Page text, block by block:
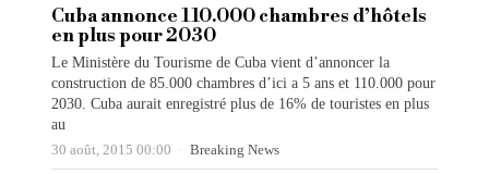
Cuba annonce 110.000 chambres d’hôtels
en plus pour 2030
Le Ministère du Tourisme de Cuba vient d’annoncer la
construction de 85.000 chambres d’ici a 5 ans et 110.000 pour
2030. Cuba aurait enregistré plus de 16% de touristes en plus
au
30 août, 2015 00:00 Breaking News